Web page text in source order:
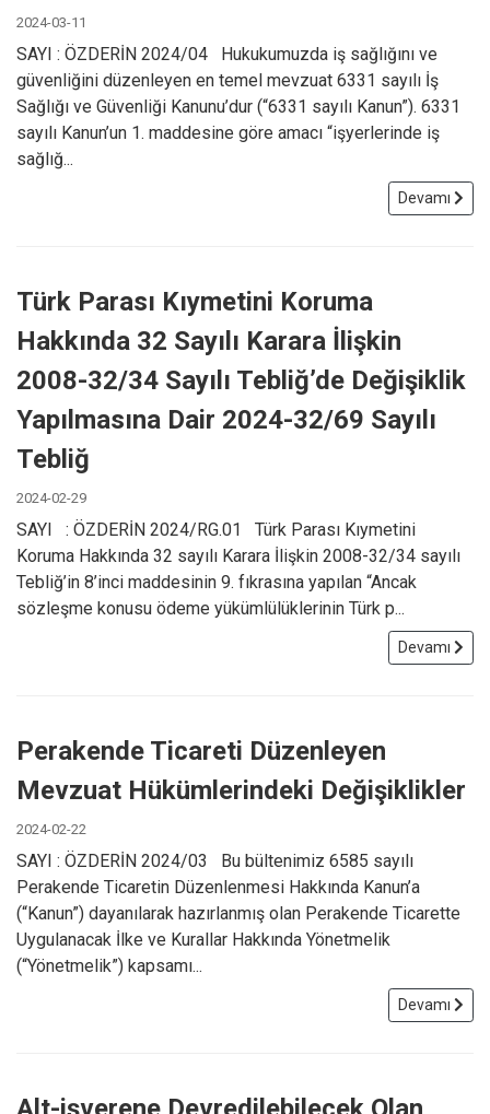
2024-03-11
SAYI : ÖZDERİN 2024/04 Hukukumuzda iş sağlığını ve
güvenliğini düzenleyen en temel mevzuat 6331 sayılı İş
Sağlığı ve Güvenliği Kanunu’dur (“6331 sayılı Kanun”). 6331
sayılı Kanun’un 1. maddesine göre amacı “işyerlerinde iş
sağlığ...
Devamı
Türk Parası Kıymetini Koruma
Hakkında 32 Sayılı Karara İlişkin
2008-32/34 Sayılı Tebliğ’de Değişiklik
Yapılmasına Dair 2024-32/69 Sayılı
Tebliğ
2024-02-29
SAYI : ÖZDERİN 2024/RG.01 Türk Parası Kıymetini
Koruma Hakkında 32 sayılı Karara İlişkin 2008-32/34 sayılı
Tebliğ’in 8’inci maddesinin 9. fıkrasına yapılan “Ancak
sözleşme konusu ödeme yükümlülüklerinin Türk p...
Devamı
Perakende Ticareti Düzenleyen
Mevzuat Hükümlerindeki Değişiklikler
2024-02-22
SAYI : ÖZDERİN 2024/03 Bu bültenimiz 6585 sayılı
Perakende Ticaretin Düzenlenmesi Hakkında Kanun’a
(“Kanun”) dayanılarak hazırlanmış olan Perakende Ticarette
Uygulanacak İlke ve Kurallar Hakkında Yönetmelik
(“Yönetmelik”) kapsamı...
Devamı